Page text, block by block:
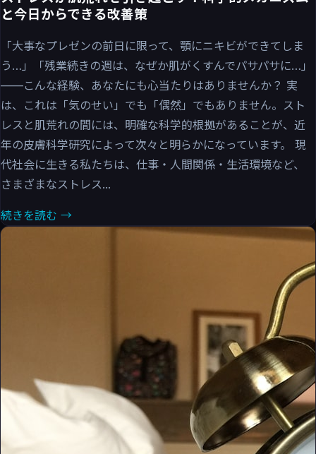
と今日からできる改善策
「大事なプレゼンの前日に限って、顎にニキビができてしま
う…」「残業続きの週は、なぜか肌がくすんでパサパサに…」
——こんな経験、あなたにも心当たりはありませんか？ 実
は、これは「気のせい」でも「偶然」でもありません。スト
レスと肌荒れの間には、明確な科学的根拠があることが、近
年の皮膚科学研究によって次々と明らかになっています。 現
代社会に生きる私たちは、仕事・人間関係・生活環境など、
さまざまなストレス...
続きを読む →